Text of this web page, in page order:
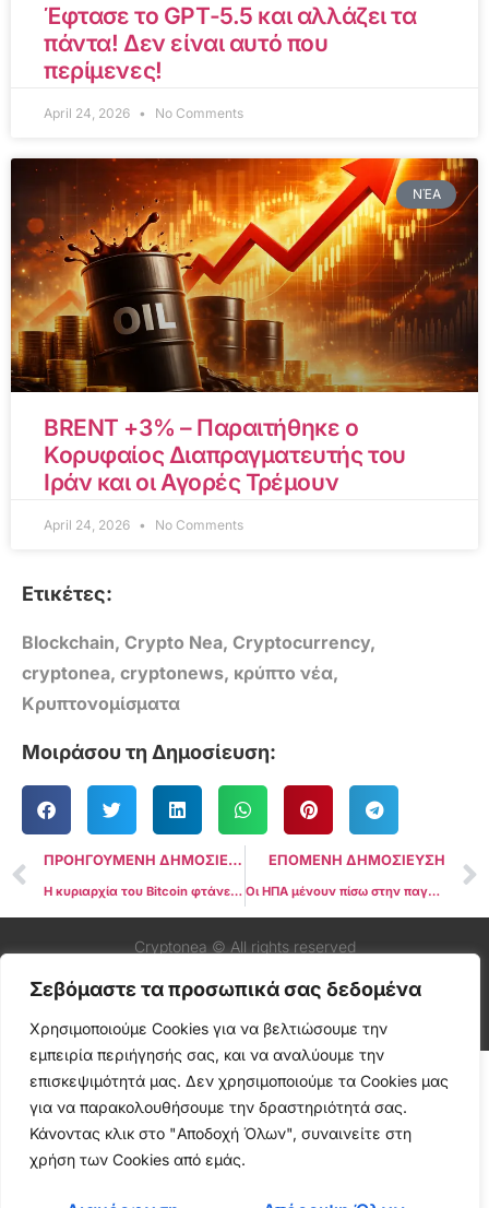
Σεβόμαστε τα προσωπικά σας δεδομένα
Χρησιμοποιούμε Cookies για να βελτιώσουμε την
εμπειρία περιήγησής σας, και να αναλύουμε την
επισκεψιμότητά μας. Δεν χρησιμοποιούμε τα Cookies μας
για να παρακολουθήσουμε την δραστηριότητά σας.
Κάνοντας κλικ στο "Αποδοχή Όλων", συναινείτε στη
χρήση των Cookies από εμάς.
Έφτασε το GPT-5.5 και αλλάζει τα
πάντα! Δεν είναι αυτό που
περίμενες!
April 24, 2026 No Comments
ΝΈΑ
BRENT +3% – Παραιτήθηκε ο
Κορυφαίος Διαπραγματευτής του
Ιράν και οι Αγορές Τρέμουν
April 24, 2026 No Comments
Ετικέτες:
Blockchain, Crypto Nea, Cryptocurrency,
cryptonea, cryptonews, κρύπτο νέα,
Κρυπτονομίσματα
Μοιράσου τη Δημοσίευση:
ΠΡΟΗΓΟΥΜΕΝΗ ΔΗΜΟΣΙΕΥΣΗ
Η κυριαρχία του Bitcoin φτάνει σε υψηλό 3,5 ετών καθώς τα Altcoins αγωνίζονται
ΕΠΟΜΕΝΗ ΔΗΜΟΣΙΕΥΣΗ
Οι ΗΠΑ μένουν πίσω στην παγκόσμια υιοθέτηση των Stablecoins – Chainalysis
Cryptonea © All rights reserved